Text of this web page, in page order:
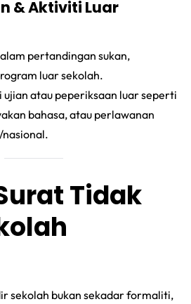
& Aktiviti Luar
pertandingan sukan,
luar sekolah.
atau peperiksaan luar seperti
bahasa, atau perlawanan
Tidak
sekolah bukan sekadar formaliti,